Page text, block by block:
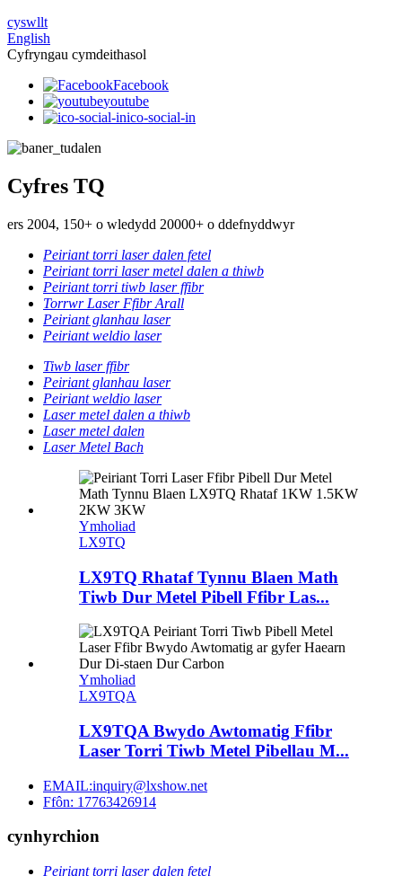
cyswllt
English
Cyfryngau cymdeithasol
Facebook
youtube
ico-social-in
Cyfres TQ
ers 2004, 150+ o wledydd 20000+ o ddefnyddwyr
Peiriant torri laser dalen fetel
Peiriant torri laser metel dalen a thiwb
Peiriant torri tiwb laser ffibr
Torrwr Laser Ffibr Arall
Peiriant glanhau laser
Peiriant weldio laser
Tiwb laser ffibr
Peiriant glanhau laser
Peiriant weldio laser
Laser metel dalen a thiwb
Laser metel dalen
Laser Metel Bach
Ymholiad
LX9TQ
LX9TQ Rhataf Tynnu Blaen Math
Tiwb Dur Metel Pibell Ffibr Las...
Ymholiad
LX9TQA
LX9TQA Bwydo Awtomatig Ffibr
Laser Torri Tiwb Metel Pibellau M...
EMAIL:inquiry@lxshow.net
Ffôn: 17763426914
cynhyrchion
Peiriant torri laser dalen fetel